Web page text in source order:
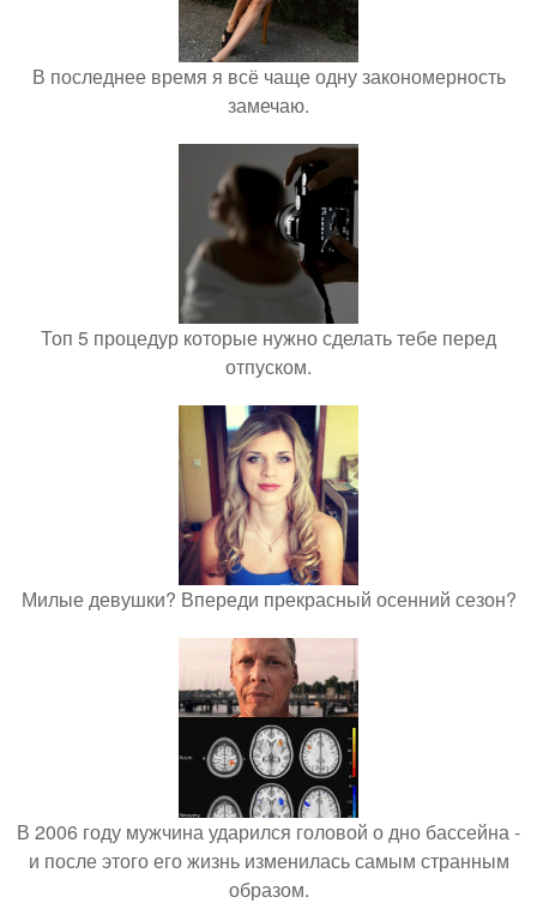
В последнее время я всё чаще одну закономерность
замечаю.
Топ 5 процедур которые нужно сделать тебе перед
отпуском.
Милые девушки? Впереди прекрасный осенний сезон?
В 2006 году мужчина ударился головой о дно бассейна -
и после этого его жизнь изменилась самым странным
образом.